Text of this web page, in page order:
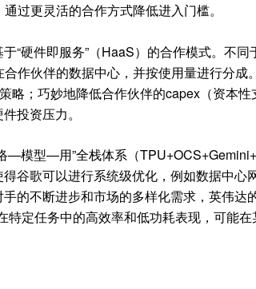
过更灵活的合作方式降低进入门槛。
“硬件即服务”（HaaS）的合作模式。不
作伙伴的数据中心，并按使用量进行分成
略；巧妙地降低合作伙伴的capex（资本
投资压力。
—模型—用”全栈体系（
谷歌可以进行系统级优化，例如数据中心
的不断进步和市场的多样化需求，英伟达
特定任务中的高效率和低功耗表现，可能